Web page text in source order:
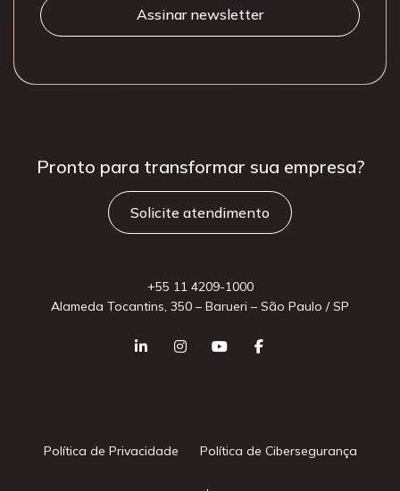
Pronto para transformar sua empresa?
Solicite atendimento
+55 11 4209-1000
Alameda Tocantins, 350 – Barueri – São Paulo / SP
Política de Privacidade Política de Cibersegurança